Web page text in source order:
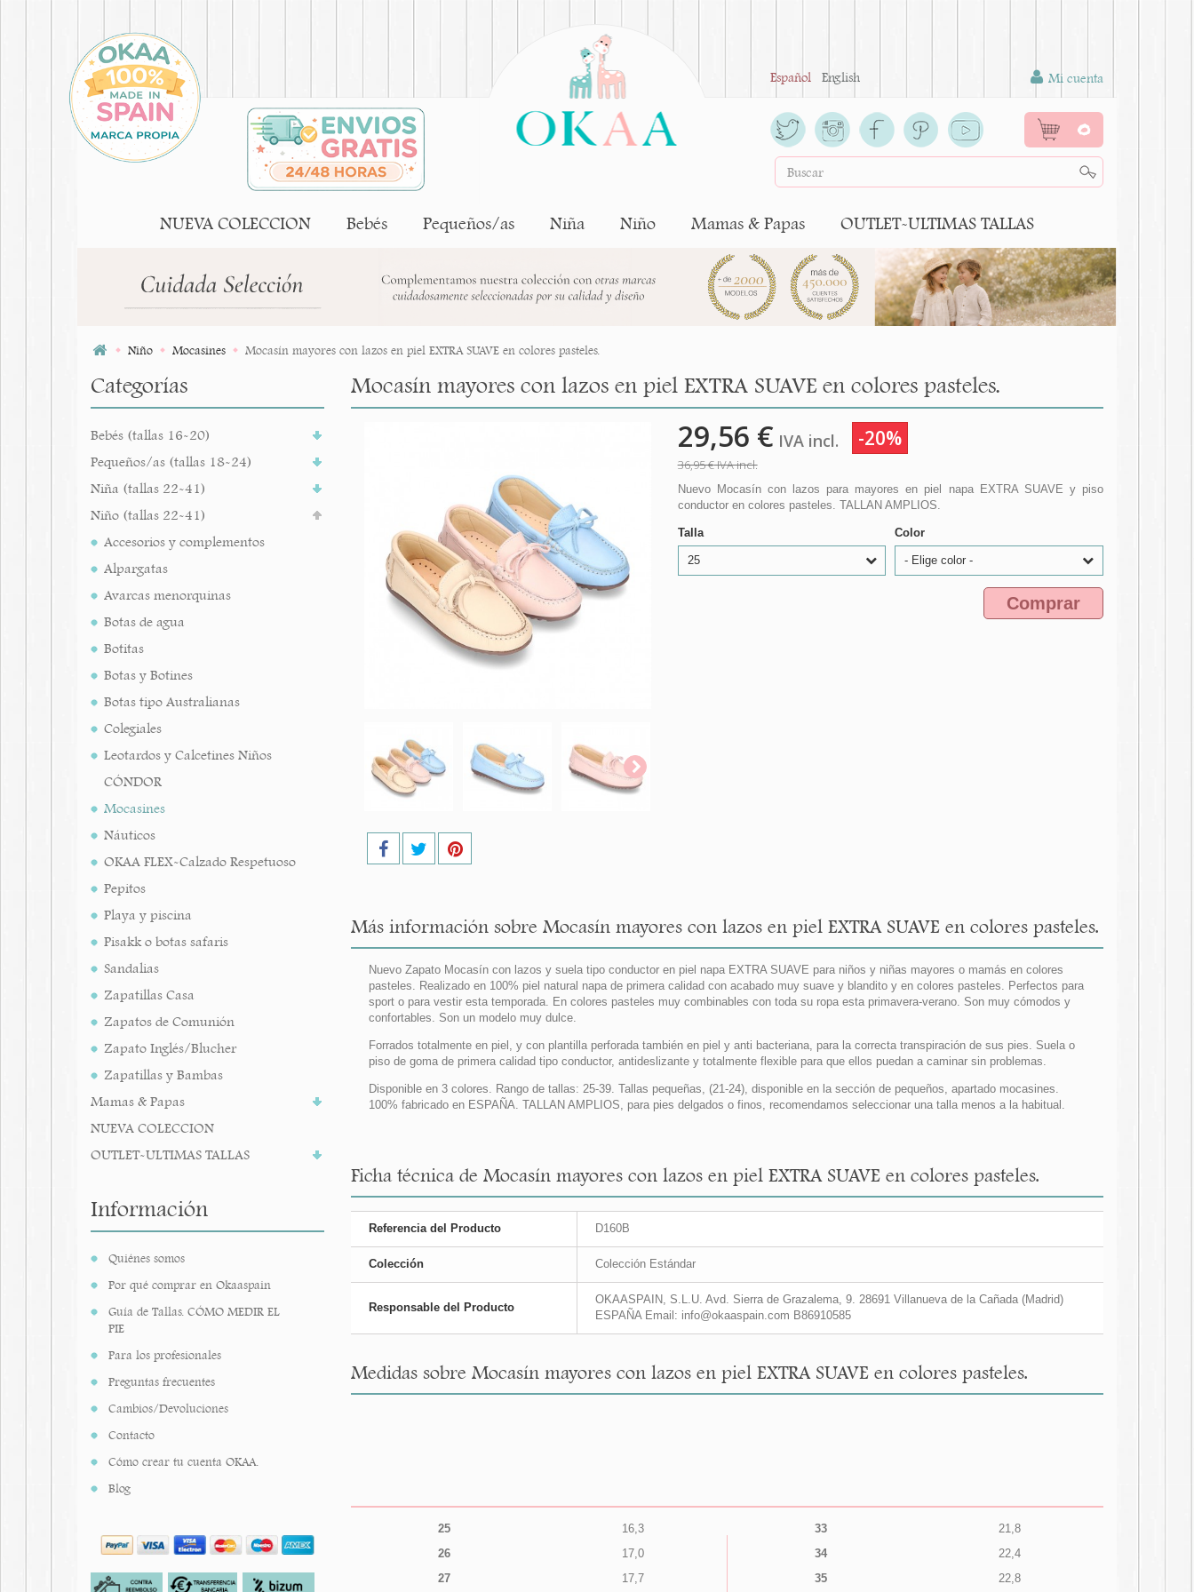
Español English Mi cuenta
0
NUEVA COLECCION Bebés Pequeños/as Niña Niño Mamas & Papas OUTLET-ULTIMAS TALLAS
Niño Mocasines Mocasín mayores con lazos en piel EXTRA SUAVE en colores pasteles.
Categorías
Bebés (tallas 16-20)
Pequeños/as (tallas 18-24)
Niña (tallas 22-41)
Niño (tallas 22-41)
Accesorios y complementos
Alpargatas
Avarcas menorquinas
Botas de agua
Botitas
Botas y Botines
Botas tipo Australianas
Colegiales
Leotardos y Calcetines Niños
CÓNDOR
Mocasines
Náuticos
OKAA FLEX-Calzado Respetuoso
Pepitos
Playa y piscina
Pisakk o botas safaris
Sandalias
Zapatillas Casa
Zapatos de Comunión
Zapato Inglés/Blucher
Zapatillas y Bambas
Mamas & Papas
NUEVA COLECCION
OUTLET-ULTIMAS TALLAS
Información
Quiénes somos
Por qué comprar en Okaaspain
Guía de Tallas. CÓMO MEDIR EL
PIE
Para los profesionales
Preguntas frecuentes
Cambios/Devoluciones
Contacto
Cómo crear tu cuenta OKAA.
Blog
Mocasín mayores con lazos en piel EXTRA SUAVE en colores pasteles.
29,56 € IVA incl. -20%
36,95 €IVA incl.
Nuevo Mocasín con lazos para mayores en piel napa EXTRA SUAVE y piso
conductor en colores pasteles. TALLAN AMPLIOS.
Talla
25
Color
- Elige color -
Comprar
Más información sobre Mocasín mayores con lazos en piel EXTRA SUAVE en colores pasteles.
Nuevo Zapato Mocasín con lazos y suela tipo conductor en piel napa EXTRA SUAVE para niños y niñas mayores o mamás en colores
pasteles. Realizado en 100% piel natural napa de primera calidad con acabado muy suave y blandito y en colores pasteles. Perfectos para
sport o para vestir esta temporada. En colores pasteles muy combinables con toda su ropa esta primavera-verano. Son muy cómodos y
confortables. Son un modelo muy dulce.
Forrados totalmente en piel, y con plantilla perforada también en piel y anti bacteriana, para la correcta transpiración de sus pies. Suela o
piso de goma de primera calidad tipo conductor, antideslizante y totalmente flexible para que ellos puedan a caminar sin problemas.
Disponible en 3 colores. Rango de tallas: 25-39. Tallas pequeñas, (21-24), disponible en la sección de pequeños, apartado mocasines.
100% fabricado en ESPAÑA. TALLAN AMPLIOS, para pies delgados o finos, recomendamos seleccionar una talla menos a la habitual.
Ficha técnica de Mocasín mayores con lazos en piel EXTRA SUAVE en colores pasteles.
Referencia del Producto D160B
Colección Colección Estándar
Responsable del Producto
OKAASPAIN, S.L.U. Avd. Sierra de Grazalema, 9. 28691 Villanueva de la Cañada (Madrid)
ESPAÑA Email: info@okaaspain.com B86910585
Medidas sobre Mocasín mayores con lazos en piel EXTRA SUAVE en colores pasteles.
25
16,3
26
17,0
27
17,7
33
21,8
34
22,4
35
22,8